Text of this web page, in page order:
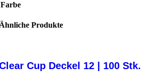
Farbe
Produkte
Cup Deckel 12 | 100 Stk.